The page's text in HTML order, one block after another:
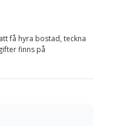
få hyra bostad, teckna
finns på